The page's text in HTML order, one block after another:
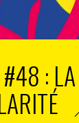
#48 : LA